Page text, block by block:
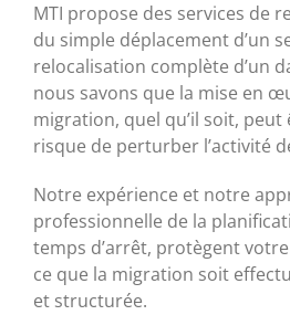
MTI propose des services de
du simple déplacement d’un
relocalisation complète d’un
nous savons que la mise en
migration, quel qu’il soit,
risque de perturber l’activité
Notre expérience et notre
professionnelle de la
temps d’arrêt, protègent
ce que la migration soit
et structurée.